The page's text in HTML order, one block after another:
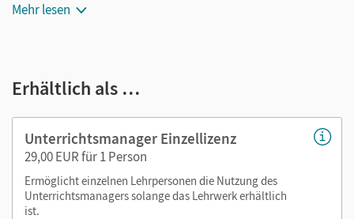
Unterrichtsmanager enthält:
Lösungen zu den Themenheften und zum Arbeitsheft
editierbare Kopiervorlagen mit Lösungen
Förderkopiervorlagen
Lernzielkontrollen
didaktische Hinweise
Mehr lesen
Erhältlich als …
Unterrichtsmanager Einzellizenz
29,00 EUR für 1 Person
Ermöglicht einzelnen Lehrpersonen die Nutzung des
Unterrichtsmanagers solange das Lehrwerk erhältlich
ist.